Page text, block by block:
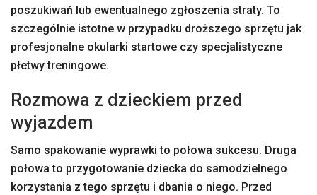
poszukiwań lub ewentualnego zgłoszenia straty. To
szczególnie istotne w przypadku droższego sprzętu jak
profesjonalne okularki startowe czy specjalistyczne
płetwy treningowe.
Rozmowa z dzieckiem przed
wyjazdem
Samo spakowanie wyprawki to połowa sukcesu. Druga
połowa to przygotowanie dziecka do samodzielnego
korzystania z tego sprzętu i dbania o niego. Przed